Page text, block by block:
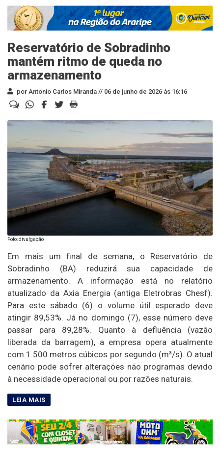
Reservatório de Sobradinho
mantém ritmo de queda no
armazenamento
por Antonio Carlos Miranda // 06 de junho de 2026 às 16:16
Foto: divulgação
Em mais um final de semana, o Reservatório de
Sobradinho (BA) reduzirá sua capacidade de
armazenamento. A informação está no relatório
atualizado da Axia Energia (antiga Eletrobras Chesf).
Para este sábado (6) o volume útil esperado deve
atingir 89,53%. Já no domingo (7), esse número deve
passar para 89,28%. Quanto à defluência (vazão
liberada da barragem), a empresa opera atualmente
com 1.500 metros cúbicos por segundo (m³/s). O atual
cenário pode sofrer alterações não programas devido
à necessidade operacional ou por razões naturais.